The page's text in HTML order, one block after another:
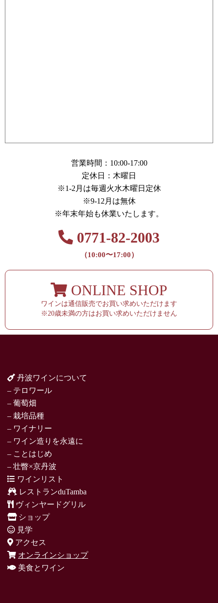
営業時間：10:00-17:00
定休日：木曜日
※1-2月は毎週火水木曜日定休
※9-12月は無休
※年末年始も休業いたします。
0771-82-2003
（10:00〜17:00）
ONLINE SHOP
ワインは通信販売でお買い求めいただけます
※20歳未満の方はお買い求めいただけません
丹波ワインについて
– テロワール
– 葡萄畑
– 栽培品種
– ワイナリー
– ワイン造りを永遠に
– ことはじめ
– 壮瞥×京丹波
ワインリスト
レストランduTamba
ヴィンヤードグリル
ショップ
見学
アクセス
オンラインショップ
美食とワイン